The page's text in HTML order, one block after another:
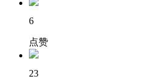
6
点赞
23